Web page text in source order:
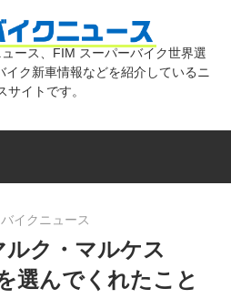
気
バ
ース、FIM スーパーバイク世界選
ク新車情報などを紹介しているニ
サイトです。
イクニュース
ク・マルケス
選んでくれたこと